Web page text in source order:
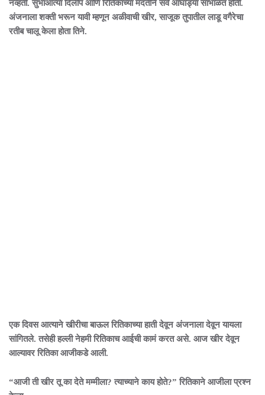
नव्हती. सुभाआत्या दिलीप आणि रितिकाच्या मदतीने सर्व आघाड्या सांभाळत होती.
अंजनाला शक्ती भरून यावी म्हणून अळीवाची खीर, साजूक तुपातील लाडू वगैरेचा
रतीब चालू केला होता तिने.
एक दिवस आत्याने खीरीचा बाऊल रितिकाच्या हाती देवून अंजनाला देवून यायला
सांगितले. तसेही हल्ली नेहमी रितिकाच आईची कामं करत असे. आज खीर देवून
आल्यावर रितिका आजीकडे आली.
“आजी ती खीर तू का देते मम्मीला? त्याच्याने काय होते?” रितिकाने आजीला प्रश्न